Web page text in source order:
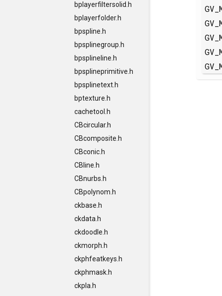
bplayerfiltersolid.h
bplayerfolder.h
bpspline.h
bpsplinegroup.h
bpsplineline.h
bpsplineprimitive.h
bpsplinetext.h
bptexture.h
cachetool.h
CBcircular.h
CBcomposite.h
CBconic.h
CBline.h
CBnurbs.h
CBpolynom.h
ckbase.h
ckdata.h
ckdoodle.h
ckmorph.h
ckphfeatkeys.h
ckphmask.h
ckpla.h